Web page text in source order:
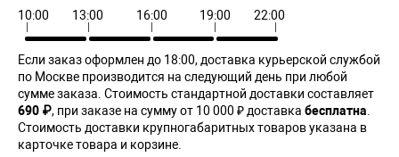
10:00
13:00 16:00 19:00 22:00
Если заказ оформлен до 18:00, доставка курьерской службой
по Москве производится на следующий день при любой
сумме заказа. Cтоимость стандартной доставки составляет
690 ₽, при заказе на сумму от 10 000 ₽ доставка бесплатна
Стоимость доставки крупногабаритных товаров указана в
карточке товара и корзине.